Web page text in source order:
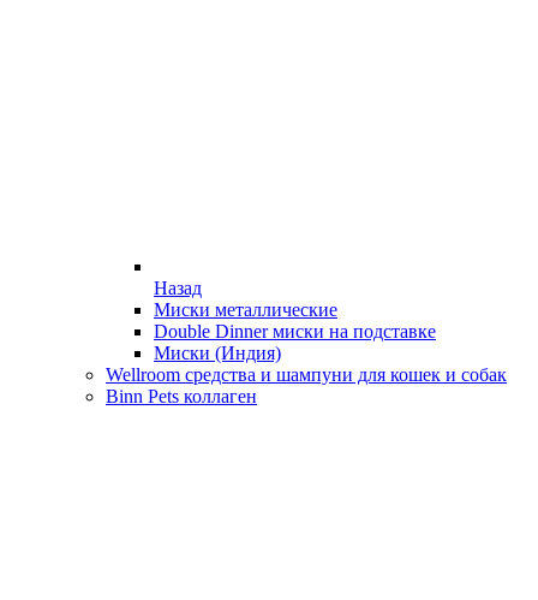
Назад
Миски металлические
Double Dinner миски на подставке
Миски (Индия)
Wellroom средства и шампуни для кошек и собак
Binn Pets коллаген